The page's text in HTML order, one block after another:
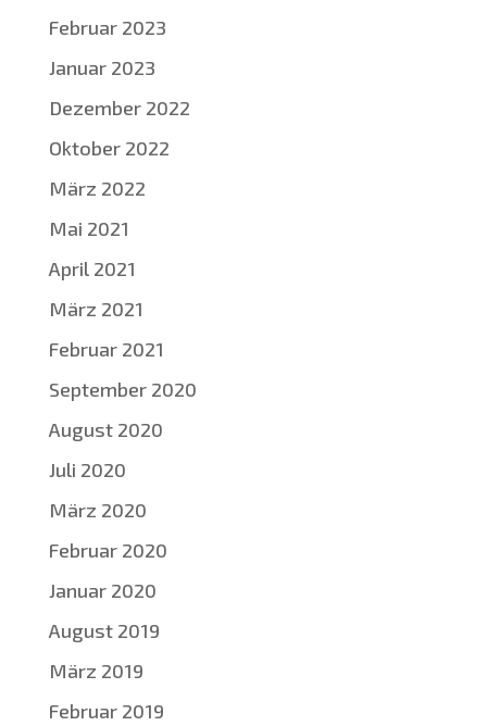
Februar 2023
Januar 2023
Dezember 2022
Oktober 2022
März 2022
Mai 2021
April 2021
März 2021
Februar 2021
September 2020
August 2020
Juli 2020
März 2020
Februar 2020
Januar 2020
August 2019
März 2019
Februar 2019